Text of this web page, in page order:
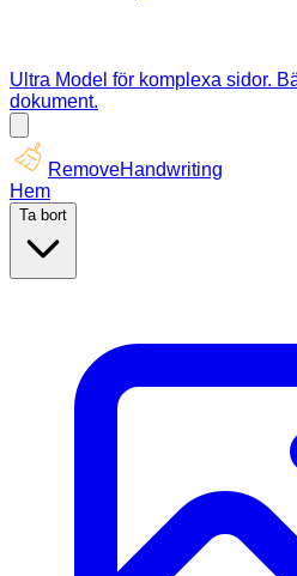
Ultra Model för komplexa sidor.
dokument.
RemoveHandwriting
Hem
Ta bort